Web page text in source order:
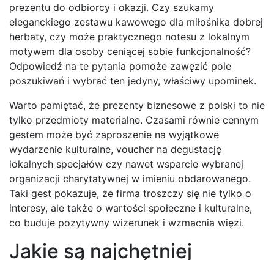
prezentu do odbiorcy i okazji. Czy szukamy
eleganckiego zestawu kawowego dla miłośnika dobrej
herbaty, czy może praktycznego notesu z lokalnym
motywem dla osoby ceniącej sobie funkcjonalność?
Odpowiedź na te pytania pomoże zawęzić pole
poszukiwań i wybrać ten jedyny, właściwy upominek.
Warto pamiętać, że prezenty biznesowe z polski to nie
tylko przedmioty materialne. Czasami równie cennym
gestem może być zaproszenie na wyjątkowe
wydarzenie kulturalne, voucher na degustację
lokalnych specjałów czy nawet wsparcie wybranej
organizacji charytatywnej w imieniu obdarowanego.
Taki gest pokazuje, że firma troszczy się nie tylko o
interesy, ale także o wartości społeczne i kulturalne,
co buduje pozytywny wizerunek i wzmacnia więzi.
Jakie są najchętniej